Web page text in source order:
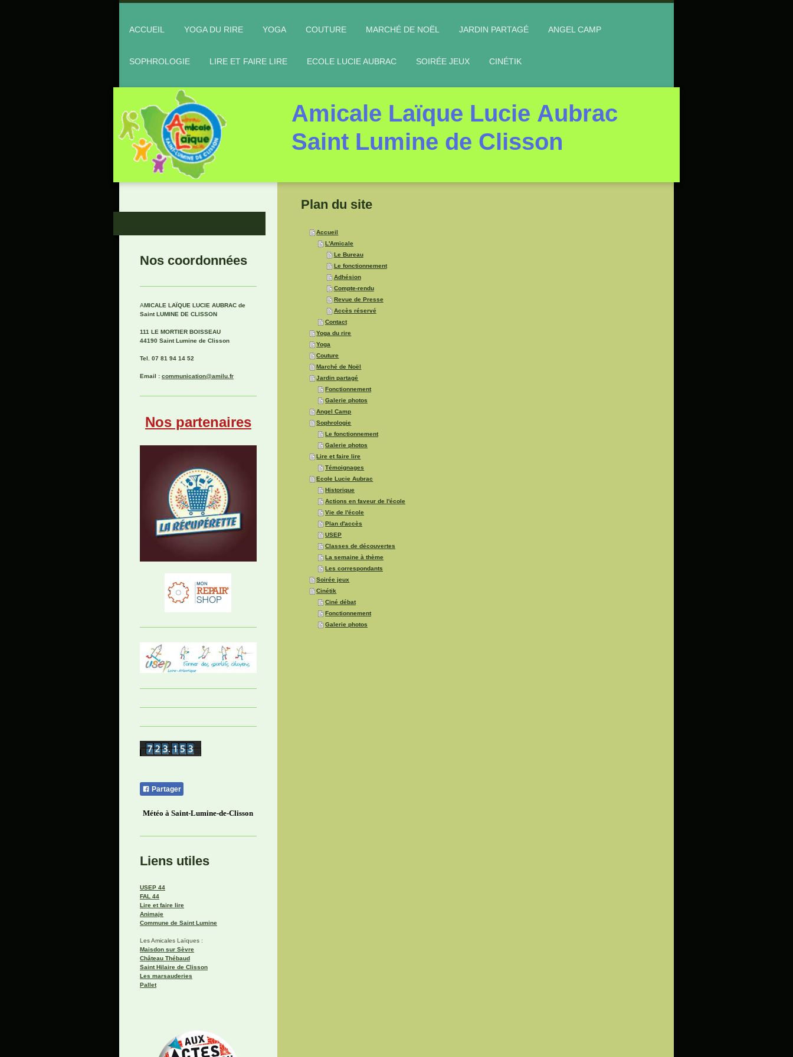
ACCUEIL YOGA DU RIRE YOGA COUTURE MARCHÉ DE NOËL JARDIN PARTAGÉ ANGEL CAMP
SOPHROLOGIE LIRE ET FAIRE LIRE ECOLE LUCIE AUBRAC SOIRÉE JEUX CINÉTIK
Amicale Laïque Lucie Aubrac
Saint Lumine de Clisson
Plan du site
Accueil
L'Amicale
Le Bureau
Le fonctionnement
Adhésion
Compte-rendu
Revue de Presse
Accès réservé
Contact
Yoga du rire
Yoga
Couture
Marché de Noël
Jardin partagé
Fonctionnement
Galerie photos
Angel Camp
Sophrologie
Le fonctionnement
Galerie photos
Lire et faire lire
Témoignages
Ecole Lucie Aubrac
Historique
Actions en faveur de l'école
Vie de l'école
Plan d'accès
USEP
Classes de découvertes
La semaine à thème
Les correspondants
Soirée jeux
Cinétik
Ciné débat
Fonctionnement
Galerie photos
Nos coordonnées
AMICALE LAÏQUE LUCIE AUBRAC de
SaintLUMINE DE CLISSON
111 LE MORTIER BOISSEAU
44190 Saint Lumine de Clisson
Tel. 07 81 94 14 52
Email : communication@amilu.fr
Nos partenaires
Partager
Météo à Saint-Lumine-de-Clisson
Liens utiles
USEP 44
FAL 44
Lire et faire lire
Animaje
Commune de Saint Lumine
Les Amicales Laïques :
Maisdon sur Sèvre
Château Thébaud
Saint Hilaire de Clisson
Les marsauderies
Pallet